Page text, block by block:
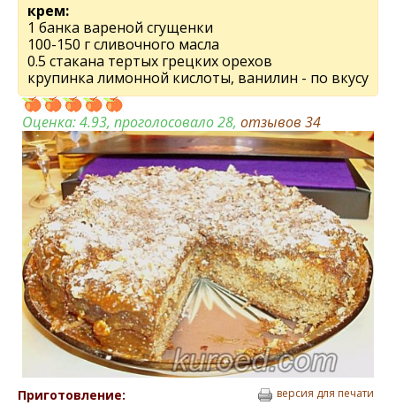
крем:
1 банка вареной сгущенки
100-150 г сливочного масла
0.5 стакана тертых грецких орехов
крупинка лимонной кислоты, ванилин - по вкусу
Оценка:4.93, проголосовало 28, отзывов 34
Приготовление: версия для печати